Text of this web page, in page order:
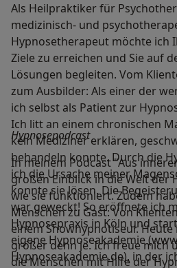
Als Heilpraktiker für
medizinisch- und
Hypnosetherapeut möchte ich
Ziele zu erreichen und Sie auf
Lösungen begleiten. Vom
zum Ausbilder: Als einer der
ich selbst als Patient zur
Ich litt an einem chronischen
kein Mediziner erklären,
behandeln konnte. Durch die
ich die Ursache meiner
konnte sie lösen. Die
war geweckt! So eröffnete ich
Hypnosepraxis in Köln und
eigene Hypnoseakademie
Hypnoseakademie.de), in der
Hypnosepodcast
In meinem Podcast "Aus
großen Einblick in die Welt der
wie sie funktioniert. Zudem
Menschen zu Gast: Von
einem Showhypnotiseur.
größer denn je. Ich freue mich
die Menschen mit Hilfe der